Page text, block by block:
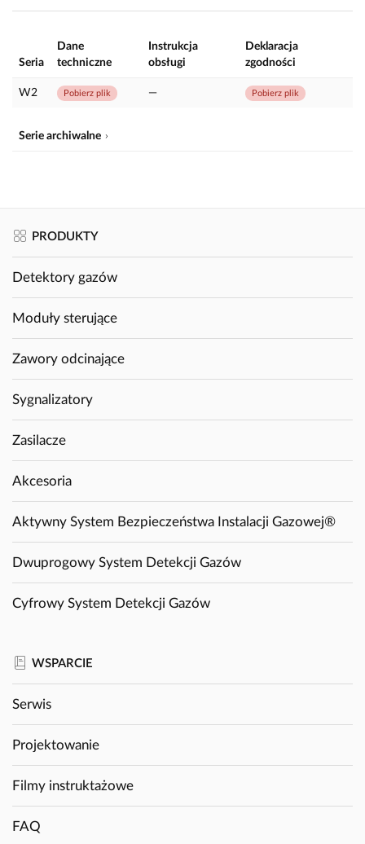
Seria
Dane
techniczne
Instrukcja
obsługi
Deklaracja
zgodności
W2 Pobierz plik — Pobierz plik
Serie archiwalne
PRODUKTY
Detektory gazów
Moduły sterujące
Zawory odcinające
Sygnalizatory
Zasilacze
Akcesoria
Aktywny System Bezpieczeństwa Instalacji Gazowej®
Dwuprogowy System Detekcji Gazów
Cyfrowy System Detekcji Gazów
WSPARCIE
Serwis
Projektowanie
Filmy instruktażowe
FAQ